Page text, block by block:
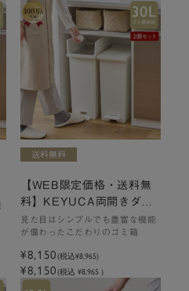
【WEB限定価格・送料無
料】KEYUCA両開きダス
トボックス L（27L）ホワ
イト 2個セット ゴミ箱
見た目はシンプルでも豊富な機能
が備わったこだわりのゴミ箱
¥8,150(税込¥8,965)
¥8,150(税込 ¥8,965 )